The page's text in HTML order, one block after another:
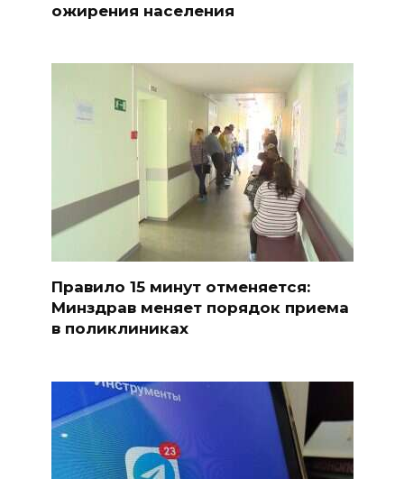
ожирения населения
Правило 15 минут отменяется:
Минздрав меняет порядок приема
в поликлиниках